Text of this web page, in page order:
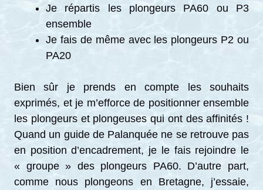
Je répartis les plongeurs PA60 ou P3
ensemble
Je fais de même avec les plongeurs P2 ou
PA20
Bien sûr je prends en compte les souhaits
exprimés, et je m’efforce de positionner ensemble
les plongeurs et plongeuses qui ont des affinités !
Quand un guide de Palanquée ne se retrouve pas
en position d’encadrement, je le fais rejoindre le
« groupe » des plongeurs PA60. D’autre part,
comme nous plongeons en Bretagne, j’essaie,